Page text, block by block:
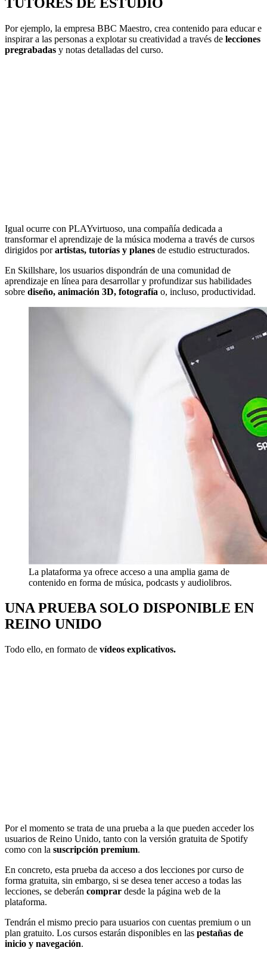
TUTORES DE ESTUDIO
Por ejemplo, la empresa BBC Maestro, crea contenido para educar e
inspirar a las personas a explotar su creatividad a través de lecciones
pregrabadas y notas detalladas del curso.
Igual ocurre con PLAYvirtuoso, una compañía dedicada a
transformar el aprendizaje de la música moderna a través de cursos
dirigidos porartistas, tutorías y planes de estudio estructurados.
En Skillshare, los usuarios dispondrán de una comunidad de
aprendizaje en línea para desarrollar y profundizar sus habilidades
sobre diseño, animación 3D, fotografía o, incluso, productividad.
La plataforma ya ofrece acceso a una amplia gama de
contenido en forma de música, podcasts y audiolibros.
UNA PRUEBA SOLO DISPONIBLE EN
REINO UNIDO
Todo ello, en formato de vídeos explicativos.
Por el momento se trata de una prueba a la que pueden acceder los
usuarios de Reino Unido, tanto con la versión gratuita de Spotify
como con la suscripción premium.
En concreto, esta prueba da acceso a dos lecciones por curso de
forma gratuita, sin embargo, si se desea tener acceso a todas las
lecciones, se deberán comprar desde la página web de la
plataforma.
Tendrán el mismo precio para usuarios con cuentas premium o un
plan gratuito. Los cursos estarán disponibles en las pestañas de
inicio y navegación.